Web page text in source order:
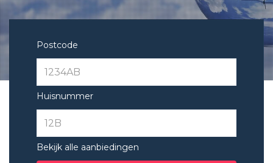
Postcode
Huisnummer
Bekijk alle aanbiedingen